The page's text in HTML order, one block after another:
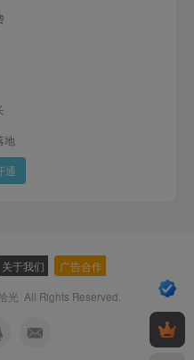
地
通
关于我们 广告合作
光 All Rights Reserved.